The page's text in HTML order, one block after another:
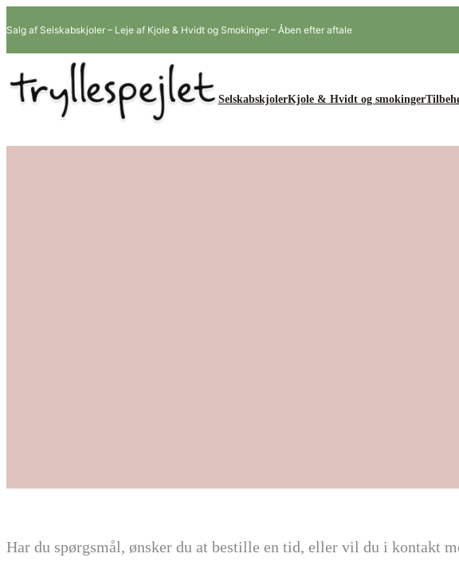
indhold
Salg af Selskabskjoler – Leje af Kjole & Hvidt og Smokinger – Åben efter aftale
SelskabskjolerKjole & Hvidt og smokinger
Har du spørgsmål, ønsker du at bestille en tid, eller vil du i kontakt